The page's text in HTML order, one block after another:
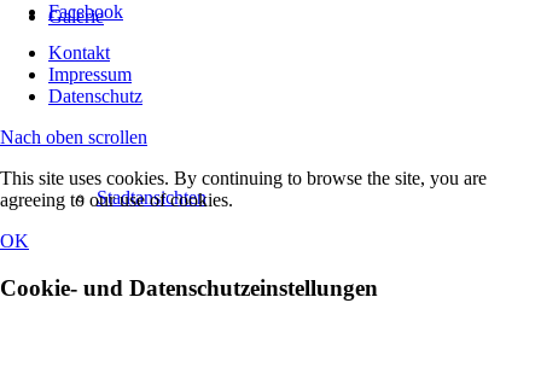
Galerie
Stadtansichten
Facebook
Kontakt
Impressum
Datenschutz
Nach oben scrollen
This site uses cookies. By continuing to browse the site, you are
agreeing to our use of cookies.
OK
Cookie- und Datenschutzeinstellungen